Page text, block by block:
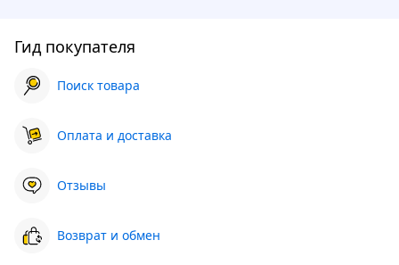
Гид покупателя
Поиск товара
Оплата и доставка
Отзывы
Возврат и обмен